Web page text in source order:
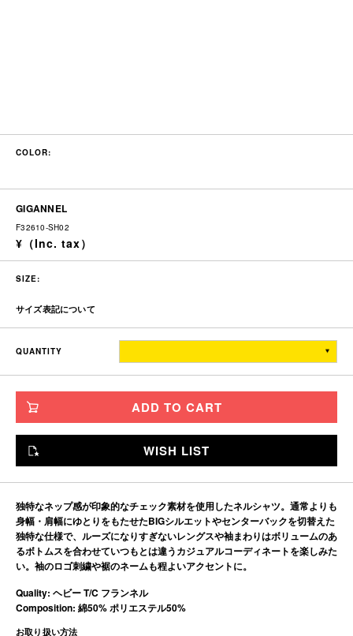
GIGANNEL
F32610-SH02
COLOR:
SIZE:
サイズ表記について
着丈 身幅 肩幅
袖丈
77.5 67 56
56
SKINNY
80.5 71 60
57
FAT
83.5 75
JUMBO
86.5 79 68 59
QUANTITY
ADD TO CART
WISH LIST
独特なネップ感が印象的なチェック素材を使用したネルシャツ。通常よりも
身幅・肩幅にゆとりをもたせたBIGシルエットやセンターバックを切替えた
独特な仕様で、ルーズになりすぎないレングスや袖まわりはボリュームのあ
るボトムスを合わせていつもとは違うカジュアルコーディネートを楽しみた
い。袖のロゴ刺繍や裾のネームも程よいアクセントに。
Quality: ヘビー T/C フランネル
Composition: 綿50% ポリエステル50%
お取り扱い方法